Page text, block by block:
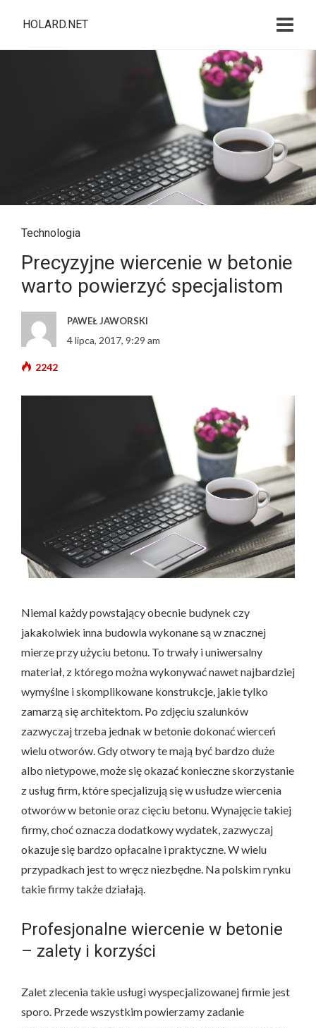
HOLARD.NET
Technologia
Precyzyjne wiercenie w betonie
warto powierzyć specjalistom
PAWEŁ JAWORSKI
4 lipca, 2017, 9:29 am
2242
Niemal każdy powstający obecnie budynek czy
jakakolwiek inna budowla wykonane są w znacznej
mierze przy użyciu betonu. To trwały i uniwersalny
materiał, z którego można wykonywać nawet najbardziej
wymyślne i skomplikowane konstrukcje, jakie tylko
zamarzą się architektom. Po zdjęciu szalunków
zazwyczaj trzeba jednak w betonie dokonać wierceń
wielu otworów. Gdy otwory te mają być bardzo duże
albo nietypowe, może się okazać konieczne skorzystanie
z usług firm, które specjalizują się w usłudze wiercenia
otworów w betonie oraz cięciu betonu. Wynajęcie takiej
firmy, choć oznacza dodatkowy wydatek, zazwyczaj
okazuje się bardzo opłacalne i praktyczne. W wielu
przypadkach jest to wręcz niezbędne. Na polskim rynku
takie firmy także działają.
Profesjonalne wiercenie w betonie
– zalety i korzyści
Zalet zlecenia takie usługi wyspecjalizowanej firmie jest
sporo. Przede wszystkim powierzamy zadanie